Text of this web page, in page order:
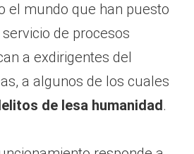
el mundo que han puesto
de procesos
a exdirigentes del
a algunos de los cuales
de lesa humanidad .